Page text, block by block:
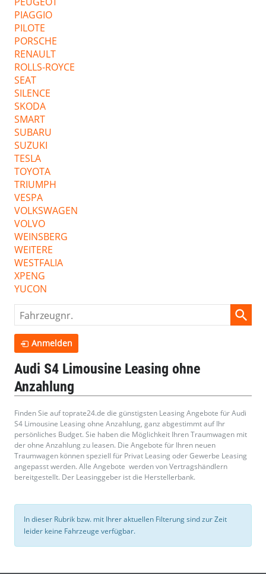
Audi S4 Limousine Leasing ohne
Anzahlung
Finden Sie auf toprate24.de die günstigsten Leasing Angebote für Audi
S4 Limousine Leasing ohne Anzahlung, ganz abgestimmt auf Ihr
persönliches Budget. Sie haben die Möglichkeit Ihren Traumwagen mit
der ohne Anzahlung zu leasen. Die Angebote für Ihren neuen
Traumwagen können speziell für Privat Leasing oder Gewerbe Leasing
angepasst werden. Alle Angebote werden von Vertragshändlern
bereitgestellt. Der Leasinggeber ist die Herstellerbank.
In dieser Rubrik bzw. mit Ihrer aktuellen Filterung sind zur Zeit
leider keine Fahrzeuge verfügbar.
PIAGGIO
PILOTE
PORSCHE
RENAULT
ROLLS-ROYCE
SEAT
SILENCE
SKODA
SMART
SUBARU
SUZUKI
TESLA
TOYOTA
TRIUMPH
VESPA
VOLKSWAGEN
VOLVO
WEINSBERG
WEITERE
WESTFALIA
XPENG
YUCON
Fahrzeugnr.
Anmelden